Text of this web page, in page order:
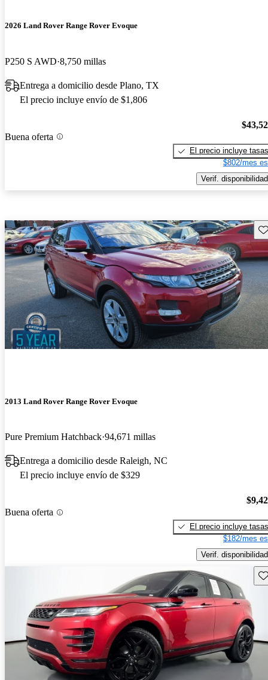
2026 Land Rover Range Rover Evoque
P250 S AWD 8,750 millas
Entrega a domicilio desde Plano, TX
El precio incluye envío de $1,806
Buena oferta
El precio incluye tasas
$802/mes
Verif. disponibilidad
2013 Land Rover Range Rover Evoque
Pure Premium Hatchback 94,671 millas
Entrega a domicilio desde Raleigh, NC
El precio incluye envío de $329
Buena oferta
El precio incluye tasas
$182/mes
Verif. disponibilidad